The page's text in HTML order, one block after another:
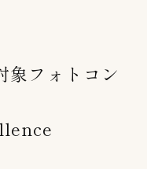
象フォトコン